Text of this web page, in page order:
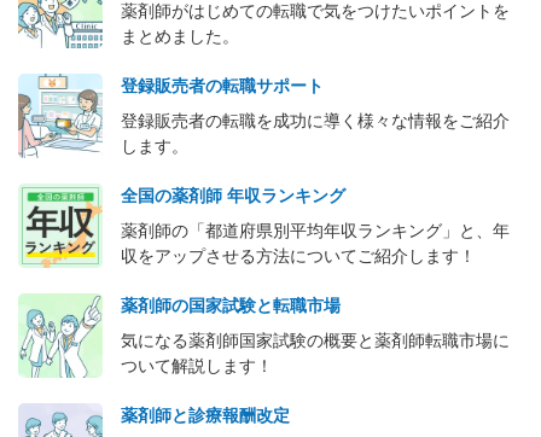
正社員 調剤薬局
【札幌市東区】年間休日120日以上！教育研修制度充実◎調
剤薬局チェーンにて薬剤師募集。
【年収】480万円～650万円程度 25歳～30歳
薬剤師がはじめての転職で気をつけたいポイントを
まとめました。
登録販売者の転職サポート
登録販売者の転職を成功に導く様々な情報をご紹介
します。
全国の薬剤師 年収ランキング
薬剤師の「都道府県別平均年収ランキング」と、年
収をアップさせる方法についてご紹介します！
薬剤師の国家試験と転職市場
気になる薬剤師国家試験の概要と薬剤師転職市場に
ついて解説します！
薬剤師と診療報酬改定